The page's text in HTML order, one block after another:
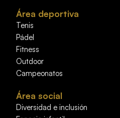
Área deportiva
Tenis
Pádel
Fitness
Outdoor
Campeonatos
Área social
Diversidad e inclusión